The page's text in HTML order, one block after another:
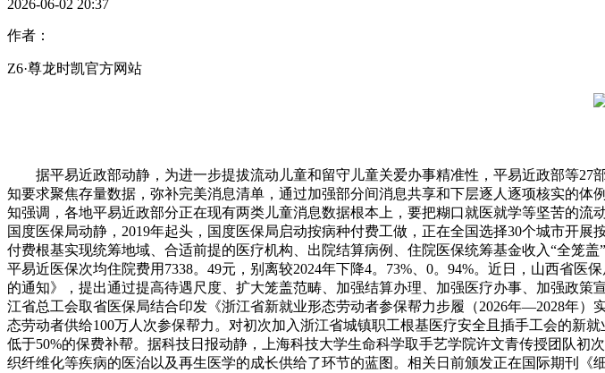
2026-06-02 20:37
作者：
Z6·尊龙时凯官方网站
据平易近政部动静，为进一步提拔流动儿童和留守儿童关爱办事精准性，平易近政部等27
知要求聚焦存量数据，弥补完美消息清单，通过加强部分间消息共享和下层逐人逐项核实的
知强调，各地平易近政部分正在现有两类儿童消息数据根本上，要把糊口就医就学等坚苦的
国度医保局动静，2019年起头，国度医保局启动按病种付费工做，正在全国选择30个城市开
付费根基实现统筹地域、合适前提的医疗机构、出院结算病例、住院医保统筹基金收入“全笼
平易近医保次均住院费用7338。49元，别离较2024年下降4。73%、0。94%。近日，山西省
的通知》，提出通过提高待遇尺度、扩大笼盖范畴、加强结算办理、加强医疗办事、加强政
江省总工会取省医保局结合印发《浙江省新就业形态劳动者参保帮力步履（2026年—2028年
态劳动者供给100万人次参保帮力。对初次加入浙江省城镇职工根基医疗安全且插手工会的新
低于50%的保费补帮。据科技日报动静，上海科技大学生命科学取手艺学院许文青传授团队
织纤维化等疾病的医治以及再生医学的成长供给了环节的蓝图。相关日前颁发正在国际期刊